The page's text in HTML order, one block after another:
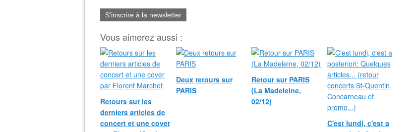
S'inscrire à la newsletter
Vous aimerez aussi :
Retours sur les
derniers articles de
concert et une cover
Deux retours sur
PARIS
Retour sur PARIS
(La Madeleine,
02/12)
C'est lundi, c'est a